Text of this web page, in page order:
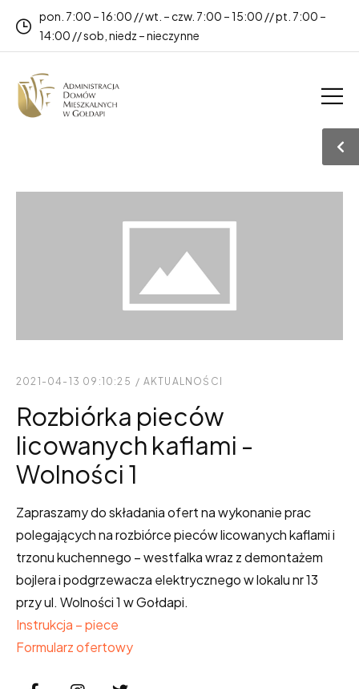
pon. 7:00 – 16:00 // wt. – czw. 7:00 – 15:00 // pt. 7:00 –
14:00 // sob, niedz – nieczynne
2021-04-13 09:10:25 / AKTUALNOŚCI
Rozbiórka pieców
licowanych kaflami -
Wolności 1
Zapraszamy do składania ofert na wykonanie prac
polegających na rozbiórce pieców licowanych kaflami i
trzonu kuchennego – westfalka wraz z demontażem
bojlera i podgrzewacza elektrycznego w lokalu nr 13
przy ul. Wolności 1 w Gołdapi.
Instrukcja – piece
Formularz ofertowy